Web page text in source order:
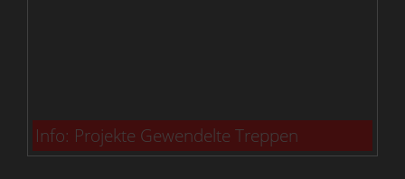
Info: Projekte Gewendelte Treppen